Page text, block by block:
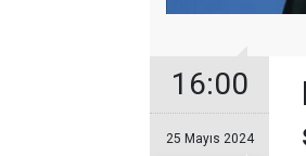
16:00
25 Mayıs 2024